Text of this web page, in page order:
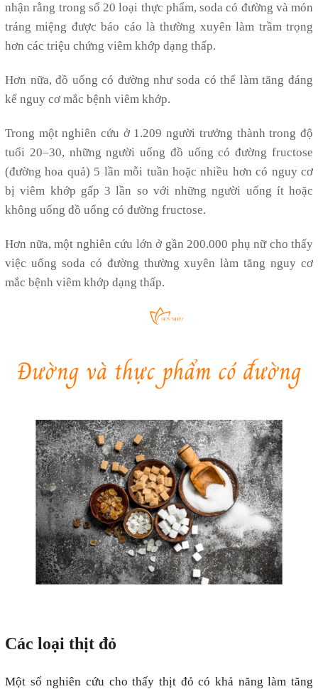
nhận rằng trong số 20 loại thực phẩm, soda có đường và món
tráng miệng được báo cáo là thường xuyên làm trầm trọng
hơn các triệu chứng viêm khớp dạng thấp.
Hơn nữa, đồ uống có đường như soda có thể làm tăng đáng
kể nguy cơ mắc bệnh viêm khớp.
Trong một nghiên cứu ở 1.209 người trưởng thành trong độ
tuổi 20–30, những người uống đồ uống có đường fructose
(đường hoa quả) 5 lần mỗi tuần hoặc nhiều hơn có nguy cơ
bị viêm khớp gấp 3 lần so với những người uống ít hoặc
không uống đồ uống có đường fructose.
Hơn nữa, một nghiên cứu lớn ở gần 200.000 phụ nữ cho thấy
việc uống soda có đường thường xuyên làm tăng nguy cơ
mắc bệnh viêm khớp dạng thấp.
Các loại thịt đỏ
Một số nghiên cứu cho thấy thịt đỏ có khả năng làm tăng